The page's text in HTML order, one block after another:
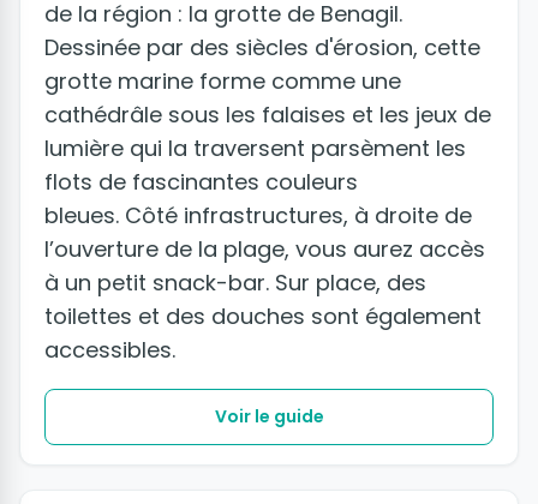
de la région : la grotte de Benagil.
Dessinée par des siècles d'érosion, cette
grotte marine forme comme une
cathédrâle sous les falaises et les jeux de
lumière qui la traversent parsèment les
flots de fascinantes couleurs
bleues. Côté infrastructures, à droite de
l’ouverture de la plage, vous aurez accès
à un petit snack-bar. Sur place, des
toilettes et des douches sont également
accessibles.
Voir le guide